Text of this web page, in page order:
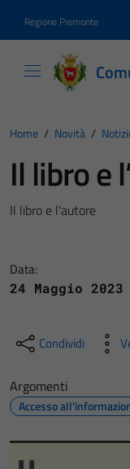
Regione Piemonte
Home / Novità /
Il libro e
Il libro e l'autore
Data:
24 Maggio 2023
Condividi
Argomenti
Accesso